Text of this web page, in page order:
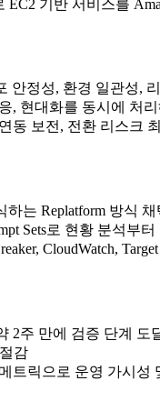
기반 서비스를
안정성, 환경 일관성,
, 현대화를 동시에 처
동 보전, 전환 리스크
하는 Replatform 방식 채
Sets로 현황 분석부
CloudWatch,
2주 만에 검증 단계 도
감
트릭으로 운영 가시성